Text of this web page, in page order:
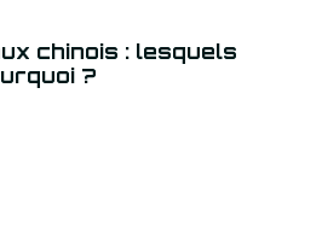
chinois : lesquels
?